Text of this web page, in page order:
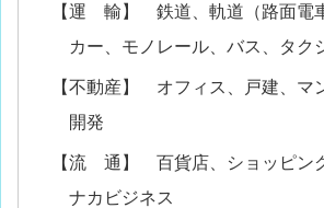
【運 輸】 鉄道、軌道（路面電
カー、モノレール、バス、タク
【不動産】 オフィス、戸建、マ
開発
【流 通】 百貨店、ショッピン
ナカビジネス